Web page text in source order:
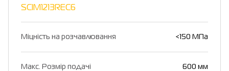
SCIM1213REC6
Міцність на розчавлювання <150 МПа
Макс. Розмір подачі 600 мм